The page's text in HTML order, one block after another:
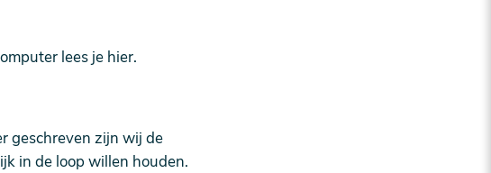
lees je hier.
geschreven zijn wij de
in de loop willen houden.